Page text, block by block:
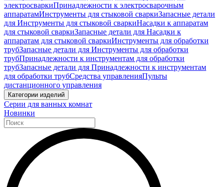
электросваркиПринадлежности к электросварочным
аппаратамИнструменты для стыковой сваркиЗапасные детали
для Инструменты для стыковой сваркиНасадки к аппаратам
для стыковой сваркиЗапасные детали для Насадки к
аппаратам для стыковой сваркиИнструменты для обработки
трубЗапасные детали для Инструменты для обработки
трубПринадлежности к инструментам для обработки
трубЗапасные детали для Принадлежности к инструментам
для обработки трубСредства управленияПульты
дистанционного управления
Категории изделий
Серии для ванных комнат
Новинки